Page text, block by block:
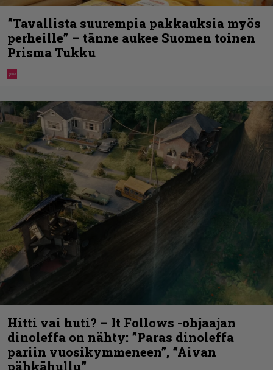
”Tavallista suurempia pakkauksia myös
perheille” – tänne aukee Suomen toinen
Prisma Tukku
Hitti vai huti? – It Follows -ohjaajan
dinoleffa on nähty: ”Paras dinoleffa
pariin vuosikymmeneen”, ”Aivan
pähkähullu”